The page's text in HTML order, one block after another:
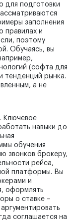
для подготовки
заполнения
правилах и
поэтому
Обучаясь, вы
(софта для
тенденций рынка.
а не
Ключевое
навыки до
обучения
звонков брокеру,
рейса,
платформы. Вы
и
оформлять
о ставке –
соглашается на